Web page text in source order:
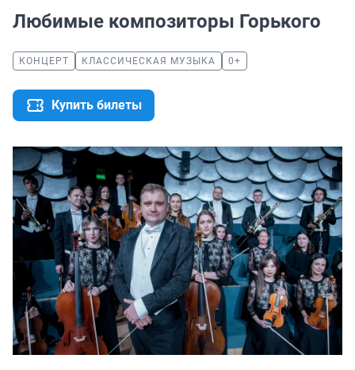
Любимые композиторы Горького
КОНЦЕРТ КЛАССИЧЕСКАЯ МУЗЫКА 0+
Купить билеты